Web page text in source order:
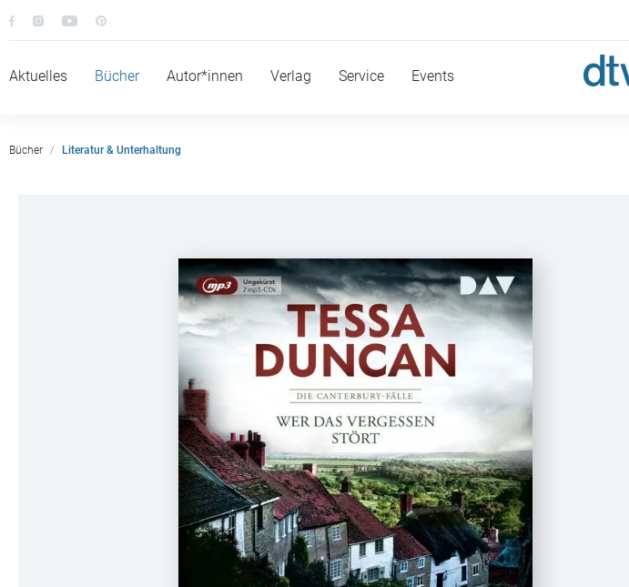
Aktuelles Bücher Autor*innen Verlag Service Events
Bücher Literatur & Unterhaltung